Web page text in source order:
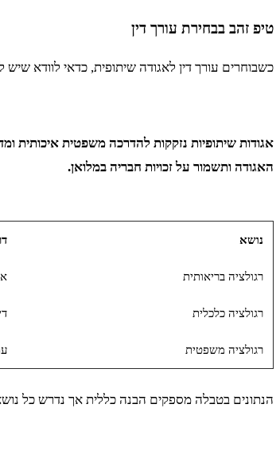
טיפ זהב בבחירת עורך דין
כשבוחרים עורך דין לאגודה שיתופית, כדאי לוודא
אגודות שיתופיות נזקקות להדרכה משפטית איכותית
האגודה ותשמור על זכויות חבריה במלואן.
נושא
רגולציה בריאותית
רגולציה כלכלית
רגולציה משפטית
הנתונים בטבלה מספקים הבנה כללית אך נדרש כל